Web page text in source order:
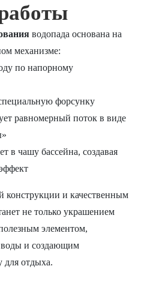
водопада основана на
механизме:
по напорному
форсунку
равномерный поток в виде
в чашу бассейна, создавая
конструкции и качественным
не только украшением
элементом,
и создающим
для отдыха.